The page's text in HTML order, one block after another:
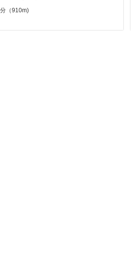
（910m)